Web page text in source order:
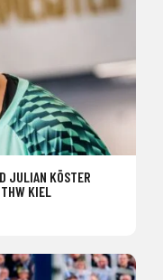
JULIAN KÖSTER
KIEL